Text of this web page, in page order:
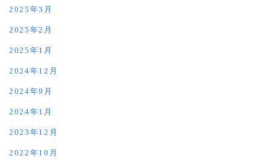
2025年3月
2025年2月
2025年1月
2024年12月
2024年9月
2024年1月
2023年12月
2022年10月